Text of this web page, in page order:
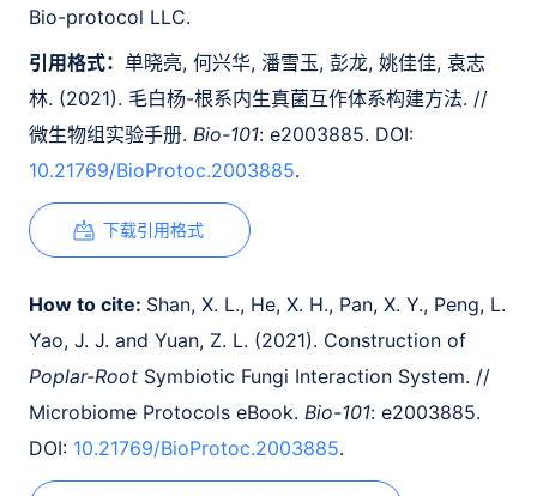
Bio-protocol LLC.
引用格式： 单晓亮, 何兴华, 潘雪玉, 彭龙, 姚佳佳, 袁志
林. (2021). 毛白杨-根系内生真菌互作体系构建方法. //
微生物组实验手册. Bio-101: e2003885. DOI:
10.21769/BioProtoc.2003885.
下载引用格式
How to cite: Shan, X. L., He, X. H., Pan, X. Y., Peng, L.
Yao, J. J. and Yuan, Z. L. (2021). Construction of
Poplar-Root Symbiotic Fungi Interaction System. //
Microbiome Protocols eBook. Bio-101: e2003885.
DOI: 10.21769/BioProtoc.2003885.